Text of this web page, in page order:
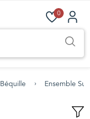
0
Béquille Ensemble